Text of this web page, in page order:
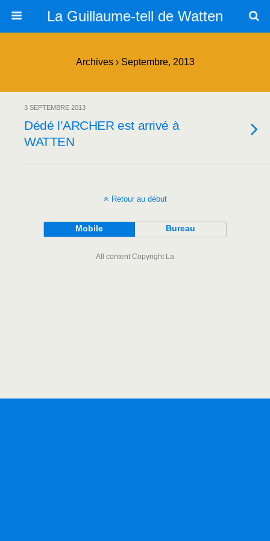
La Guillaume-tell de Watten
Archives › Septembre, 2013
3 SEPTEMBRE 2013
Dédé l’ARCHER est arrivé à
WATTEN
Retour au début
Mobile Bureau
All content Copyright La